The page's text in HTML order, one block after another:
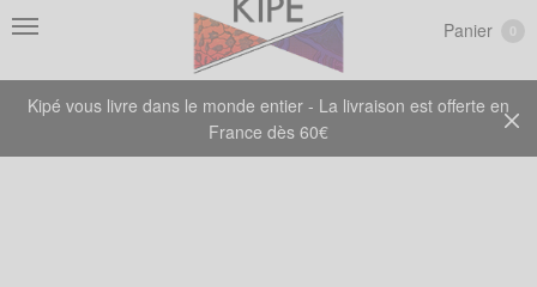
Kipé vous livre dans le monde entier - La livraison est offerte en
France dès 60€
Panier